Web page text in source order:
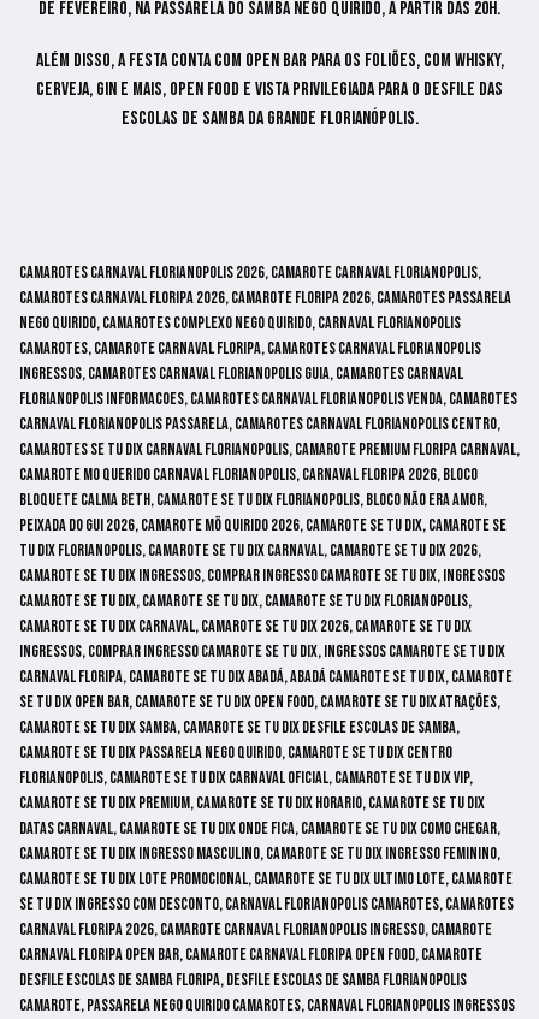
de fevereiro, na Passarela do Samba Nego Quirido, a partir das 20h.
Além disso, a festa conta com open bar para os foliões, com whisky,
cerveja, gin e mais, open food e vista privilegiada para o desfile das
escolas de samba da Grande Florianópolis.
camarotes carnaval florianopolis 2026, camarote carnaval florianopolis,
camarotes carnaval floripa 2026, camarote floripa 2026, camarotes passarela
nego quirido, camarotes complexo nego quirido, carnaval florianopolis
camarotes, camarote carnaval floripa, camarotes carnaval florianopolis
ingressos, camarotes carnaval florianopolis guia, camarotes carnaval
florianopolis informacoes, camarotes carnaval florianopolis venda, camarotes
carnaval florianopolis passarela, camarotes carnaval florianopolis centro,
camarotes se tu dix carnaval florianopolis, camarote premium floripa carnaval,
camarote mo querido carnaval florianopolis, Carnaval Floripa 2026, Bloco
Bloquete Calma Beth, Camarote Se tu Dix Florianopolis, Bloco não era Amor,
Peixada do Gui 2026, Camarote Mö Quirido 2026, camarote se tu dix, camarote se
tu dix florianopolis, camarote se tu dix carnaval, camarote se tu dix 2026,
camarote se tu dix ingressos, comprar ingresso camarote se tu dix, ingressos
camarote se tu dix, camarote se tu dix, camarote se tu dix florianopolis,
camarote se tu dix carnaval, camarote se tu dix 2026, camarote se tu dix
ingressos, comprar ingresso camarote se tu dix, ingressos camarote se tu dix
carnaval floripa, camarote se tu dix abadá, abadá camarote se tu dix, camarote
se tu dix open bar, camarote se tu dix open food, camarote se tu dix atrações,
camarote se tu dix samba, camarote se tu dix desfile escolas de samba,
camarote se tu dix passarela nego quirido, camarote se tu dix centro
florianopolis, camarote se tu dix carnaval oficial, camarote se tu dix vip,
camarote se tu dix premium, camarote se tu dix horario, camarote se tu dix
datas carnaval, camarote se tu dix onde fica, camarote se tu dix como chegar,
camarote se tu dix ingresso masculino, camarote se tu dix ingresso feminino,
camarote se tu dix lote promocional, camarote se tu dix ultimo lote, camarote
se tu dix ingresso com desconto, carnaval florianopolis camarotes, camarotes
carnaval floripa 2026, camarote carnaval florianopolis ingresso, camarote
carnaval floripa open bar, camarote carnaval floripa open food, camarote
desfile escolas de samba floripa, desfile escolas de samba florianopolis
camarote, passarela nego quirido camarotes, carnaval florianopolis ingressos